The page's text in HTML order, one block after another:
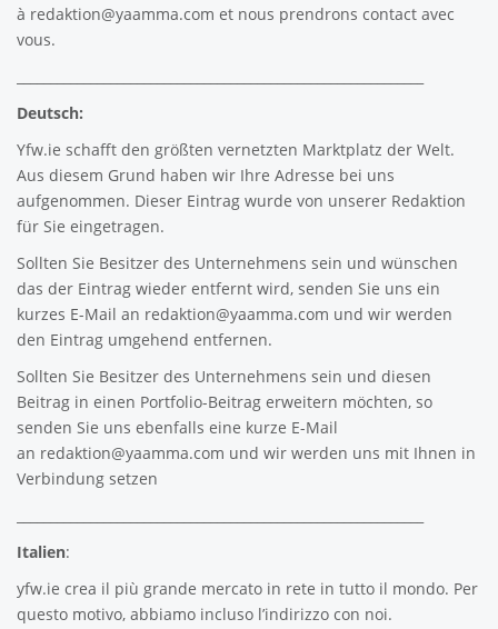
à redaktion@yaamma.com et nous prendrons contact avec
vous.
Deutsch:
Yfw.ie schafft den größten vernetzten Marktplatz der Welt.
Aus diesem Grund haben wir Ihre Adresse bei uns
aufgenommen. Dieser Eintrag wurde von unserer Redaktion
für Sie eingetragen.
Sollten Sie Besitzer des Unternehmens sein und wünschen
das der Eintrag wieder entfernt wird, senden Sie uns ein
kurzes E-Mail an redaktion@yaamma.com und wir werden
den Eintrag umgehend entfernen.
Sollten Sie Besitzer des Unternehmens sein und diesen
Beitrag in einen Portfolio-Beitrag erweitern möchten, so
senden Sie uns ebenfalls eine kurze E-Mail
an redaktion@yaamma.com und wir werden uns mit Ihnen in
Verbindung setzen
Italien:
yfw.ie crea il più grande mercato in rete in tutto il mondo. Per
questo motivo, abbiamo incluso l’indirizzo con noi.